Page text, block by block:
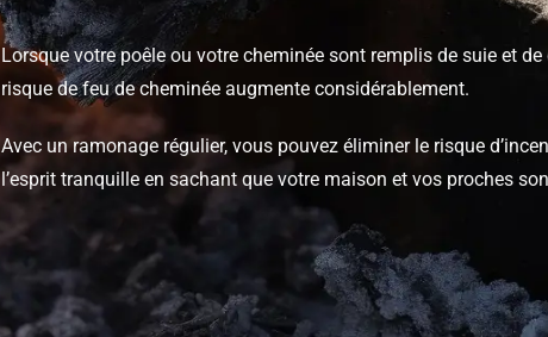
Lorsque votre poêle ou votre cheminée sont remplis de suie et de
risque de feu de cheminée augmente considérablement.
Avec un ramonage régulier, vous pouvez éliminer le risque
l’esprit tranquille en sachant que votre maison et vos proches